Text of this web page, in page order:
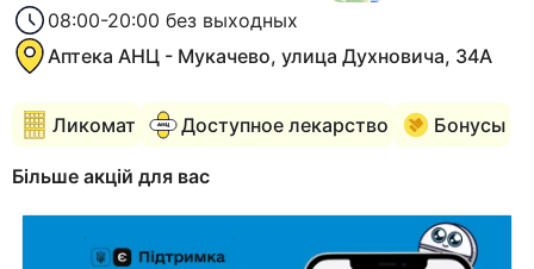
08:00-20:00 без выходных
Аптека АНЦ - Мукачево, улица Духновича, 34А
Ликомат Доступное лекарство Бонусы
Більше акцій для вас